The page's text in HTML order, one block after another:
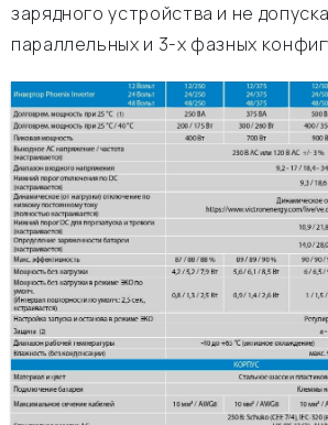
зарядного устройства и не
параллельных и 3-х фазных